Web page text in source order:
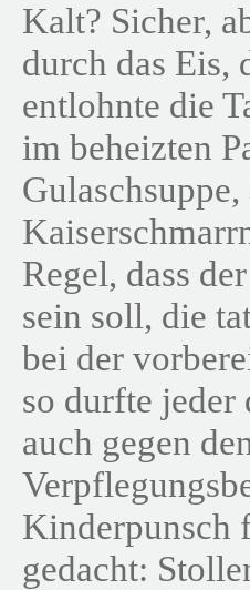
Kalt? Sicher,
durch das Eis,
entlohnte die
im beheizten
Regel, dass
sein soll, die
bei der
so durfte jeder
auch gegen
Kinderpunsch
gedacht: